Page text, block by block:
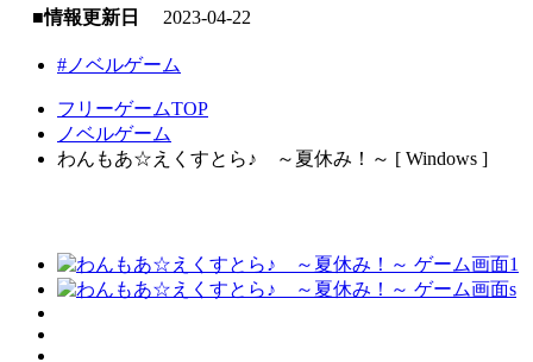
■情報更新日
2023-04-22
#ノベルゲーム
フリーゲームTOP
ノベルゲーム
わんもあ☆えくすとら♪ ～夏休み！～ [ Windows ]